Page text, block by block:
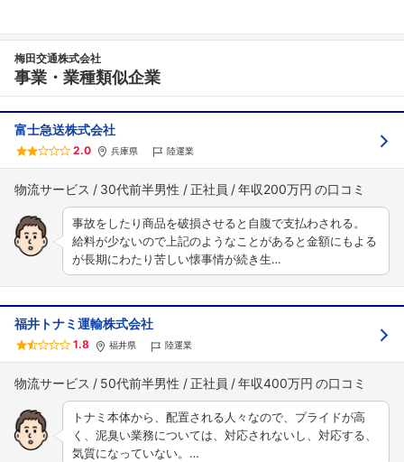
梅田交通株式会社
事業・業種類似企業
富士急送株式会社
2.0 兵庫県 陸運業
物流サービス 30代前半男性 正社員 年収200万円
事故をしたり商品を破損させると自腹で支払わされる。
給料が少ないので上記のようなことがあると金額にもよる
が長期にわたり苦しい懐事情が続き生…
福井トナミ運輸株式会社
1.8 福井県 陸運業
物流サービス 50代前半男性 正社員 年収400万円
トナミ本体から、配置される人々なので、プライドが高
く、泥臭い業務については、対応されないし、対応する、
気質になっていない。…